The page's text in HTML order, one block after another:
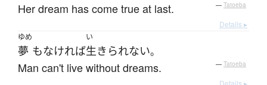
Her dream has come true at last. — Tatoeba
Details ▸
ゆめ
夢 もなければ
い
生きられない。
Man can't live without dreams. — Tatoeba
Details ▸